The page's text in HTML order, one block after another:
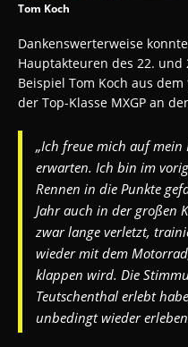
Tom Koch
Dankenswerterweise
Hauptakteuren des 22. und
Beispiel Tom Koch aus
der Top-Klasse MXGP an
„Ich freue mich auf
erwarten. Ich bin im
Rennen in die Punkte
Jahr auch in der großen
zwar lange verletzt,
wieder mit dem
klappen wird. Die
Teutschenthal erlebt
unbedingt wieder